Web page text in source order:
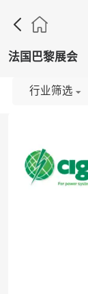

法国巴黎展会
行业筛选